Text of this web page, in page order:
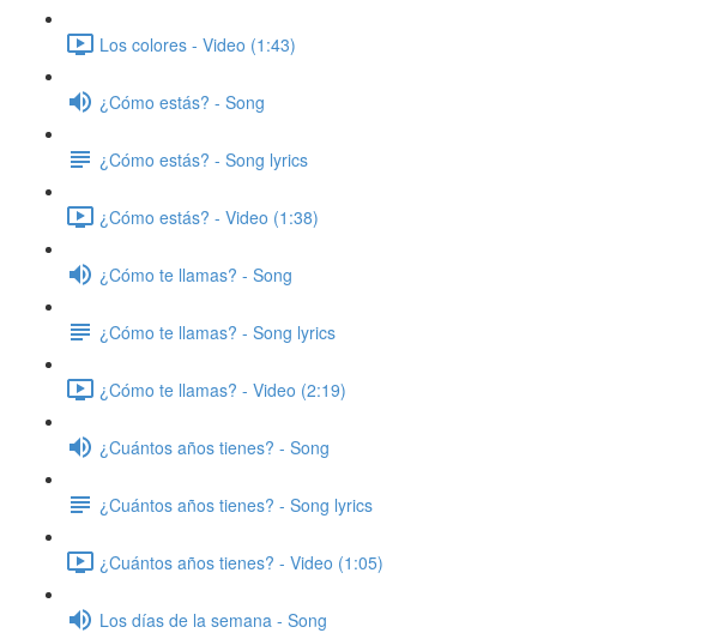
Los colores - Video (1:43)
¿Cómo estás? - Song
¿Cómo estás? - Song lyrics
¿Cómo estás? - Video (1:38)
¿Cómo te llamas? - Song
¿Cómo te llamas? - Song lyrics
¿Cómo te llamas? - Video (2:19)
¿Cuántos años tienes? - Song
¿Cuántos años tienes? - Song lyrics
¿Cuántos años tienes? - Video (1:05)
Los días de la semana - Song